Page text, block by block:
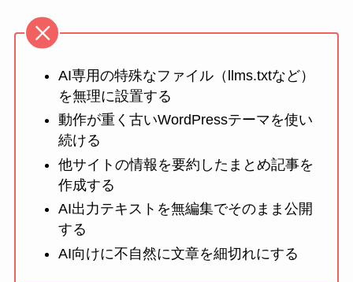
AI専用の特殊なファイル（llms.txtなど）
を無理に設置する
動作が重く古いWordPressテーマを使い
続ける
他サイトの情報を要約したまとめ記事を
作成する
AI出力テキストを無編集でそのまま公開
する
AI向けに不自然に文章を細切れにする